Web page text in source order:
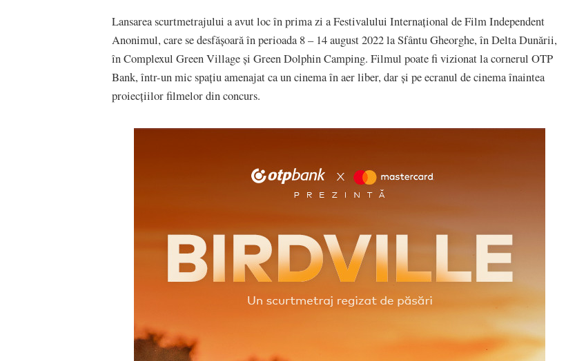
Lansarea scurtmetrajului a avut loc în prima zi a Festivalului Internațional de Film Independent
Anonimul, care se desfășoară în perioada 8 – 14 august 2022 la Sfântu Gheorghe, în Delta Dunării,
în Complexul Green Village și Green Dolphin Camping. Filmul poate fi vizionat la cornerul OTP
Bank, într-un mic spațiu amenajat ca un cinema în aer liber, dar și pe ecranul de cinema înaintea
proiecțiilor filmelor din concurs.